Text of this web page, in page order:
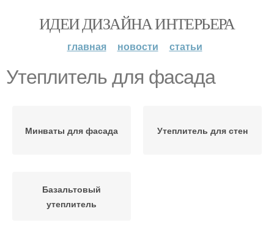
ИДЕИ ДИЗАЙНА ИНТЕРЬЕРА
главная новости статьи
Утеплитель для фасада
Минваты для фасада Утеплитель для стен
Базальтовый
утеплитель